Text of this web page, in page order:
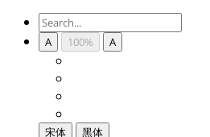
A 100% A
宋体 黑体